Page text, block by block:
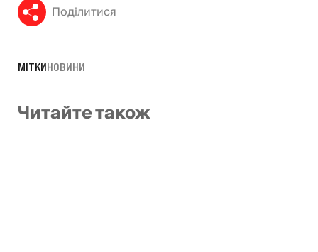
Поділитися
МІТКИНОВИНИ
Читайте також